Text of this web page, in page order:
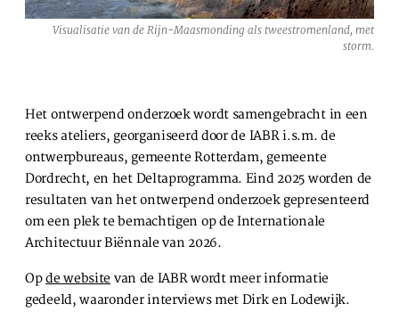
Visualisatie van de Rijn-Maasmonding als tweestromenland, met
storm.
Het ontwerpend onderzoek wordt samengebracht in een
reeks ateliers, georganiseerd door de IABR i.s.m. de
ontwerpbureaus, gemeente Rotterdam, gemeente
Dordrecht, en het Deltaprogramma. Eind 2025 worden de
resultaten van het ontwerpend onderzoek gepresenteerd
om een plek te bemachtigen op de Internationale
Architectuur Biënnale van 2026.
Opde website van de IABR wordt meer informatie
gedeeld, waaronder interviews met Dirk en Lodewijk.